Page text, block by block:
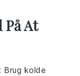
På At
: Brug kolde